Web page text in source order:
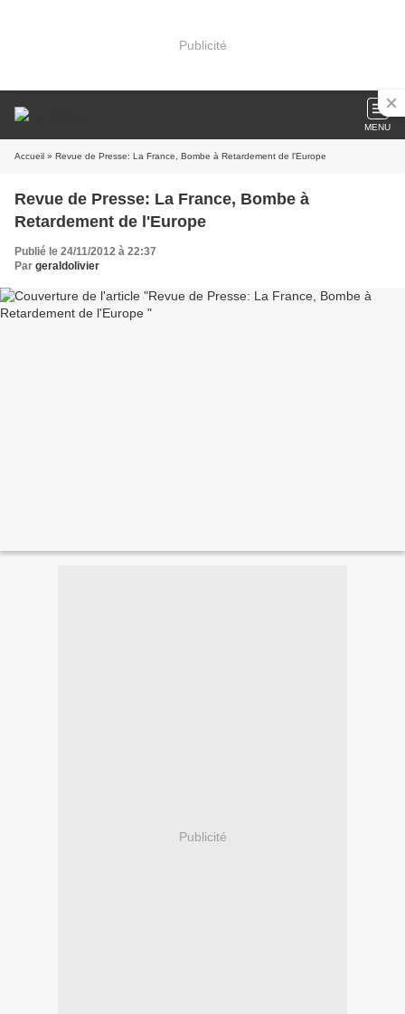
Publicité
MENU
Accueil » Revue de Presse: La France, Bombe à Retardement de l'Europe
Revue de Presse: La France, Bombe à
Retardement de l'Europe
Publié le 24/11/2012 à 22:37
Par geraldolivier
Publicité